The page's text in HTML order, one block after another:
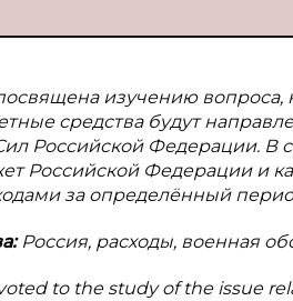
изучению
средства будут
Российской Федерации. В
Российской Федерации и
за определённый
Россия, расходы, военная
to the study of the issue